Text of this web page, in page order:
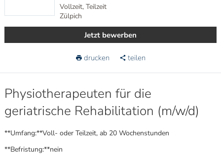
Vollzeit, Teilzeit
Zülpich
Jetzt bewerben
drucken teilen
Physiotherapeuten für die
geriatrische Rehabilitation (m/w/d)
**Umfang:**Voll- oder Teilzeit, ab 20 Wochenstunden
**Befristung:**nein